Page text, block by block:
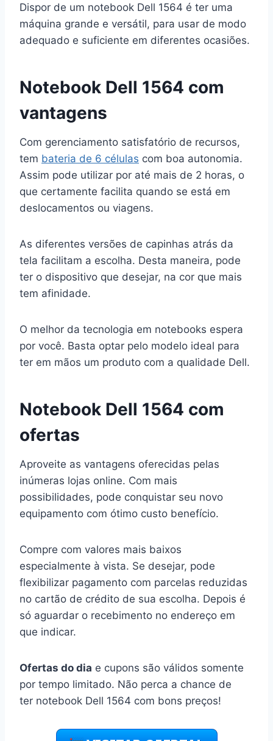
Dispor de um notebook Dell 1564 é ter uma
máquina grande e versátil, para usar de modo
adequado e suficiente em diferentes ocasiões.
Notebook Dell 1564 com
vantagens
Com gerenciamento satisfatório de recursos,
tem bateria de 6 células com boa autonomia.
Assim pode utilizar por até mais de 2 horas, o
que certamente facilita quando se está em
deslocamentos ou viagens.
As diferentes versões de capinhas atrás da
tela facilitam a escolha. Desta maneira, pode
ter o dispositivo que desejar, na cor que mais
tem afinidade.
O melhor da tecnologia em notebooks espera
por você. Basta optar pelo modelo ideal para
ter em mãos um produto com a qualidade Dell.
Notebook Dell 1564 com
ofertas
Aproveite as vantagens oferecidas pelas
inúmeras lojas online. Com mais
possibilidades, pode conquistar seu novo
equipamento com ótimo custo benefício.
Compre com valores mais baixos
especialmente à vista. Se desejar, pode
flexibilizar pagamento com parcelas reduzidas
no cartão de crédito de sua escolha. Depois é
só aguardar o recebimento no endereço em
que indicar.
Ofertas do dia e cupons são válidos somente
por tempo limitado. Não perca a chance de
ter notebook Dell 1564 com bons preços!